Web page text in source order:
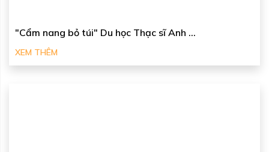
"Cẩm nang bỏ túi" Du học Thạc sĩ Anh ...
XEM THÊM